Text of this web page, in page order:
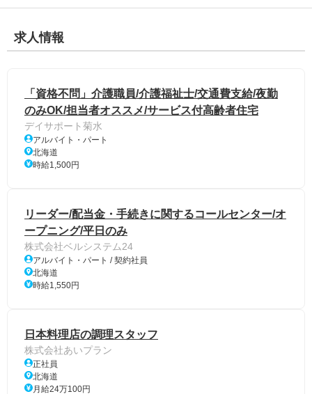
求人情報
「資格不問」介護職員/介護福祉士/交通費支給/夜勤
のみOK/担当者オススメ/サービス付高齢者住宅
デイサポート菊水
アルバイト・パート
北海道
時給1,500円
リーダー/配当金・手続きに関するコールセンター/オ
ープニング/平日のみ
株式会社ベルシステム24
アルバイト・パート / 契約社員
北海道
時給1,550円
日本料理店の調理スタッフ
株式会社あいプラン
正社員
北海道
月給24万100円